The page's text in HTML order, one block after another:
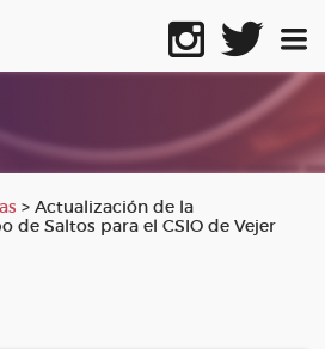
> Actualización de la
de Saltos para el CSIO de Vejer